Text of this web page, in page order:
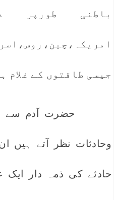
باطنی طورپر
جیسی طاقتوں کے غلام
حضرت آدم سے
وحادثات نظر آتے ہیں
حادثے کی ذمہ دار